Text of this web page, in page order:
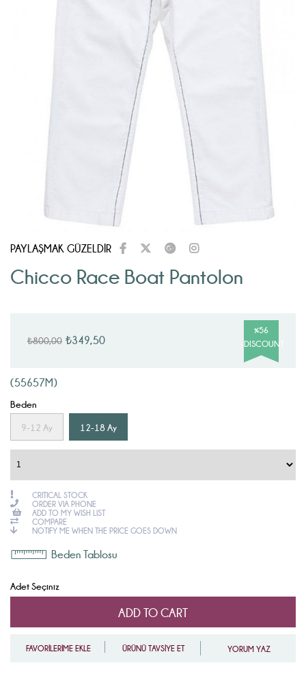
PAYLAŞMAK GÜZELDİR
Chicco Race Boat Pantolon
₺800,00 ₺349,50
%56
DISCOUNT
(55657M)
Beden
9-12 Ay 12-18 Ay
CRITICAL STOCK
ORDER VIA PHONE
ADD TO MY WISH LIST
COMPARE
NOTIFY ME WHEN THE PRICE GOES DOWN
Beden Tablosu
Adet Seçiniz
ÜRÜNÜ TAVSİYE ET
FAVORİLERİME EKLE YORUM YAZ